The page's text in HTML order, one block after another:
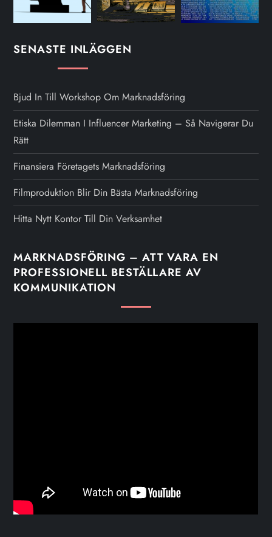
SENASTE INLÄGGEN
Bjud In Till Workshop Om Marknadsföring
Etiska Dilemman I Influencer Marketing – Så Navigerar Du
Rätt
Finansiera Företagets Marknadsföring
Filmproduktion Blir Din Bästa Marknadsföring
Hitta Nytt Kontor Till Din Verksamhet
MARKNADSFÖRING – ATT VARA EN
PROFESSIONELL BESTÄLLARE AV
KOMMUNIKATION